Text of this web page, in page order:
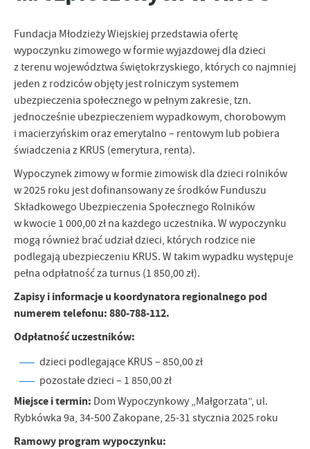
Fundacja Młodzieży Wiejskiej przedstawia ofertę
wypoczynku zimowego w formie wyjazdowej dla dzieci
z terenu województwa świętokrzyskiego, których co najmniej
jeden z rodziców objęty jest rolniczym systemem
ubezpieczenia społecznego w pełnym zakresie, tzn.
jednocześnie ubezpieczeniem wypadkowym, chorobowym
i macierzyńskim oraz emerytalno – rentowym lub pobiera
świadczenia z KRUS (emerytura, renta).
Wypoczynek zimowy w formie zimowisk dla dzieci rolników
w 2025 roku jest dofinansowany ze środków Funduszu
Składkowego Ubezpieczenia Społecznego Rolników
w kwocie 1 000,00 zł na każdego uczestnika. W wypoczynku
mogą również brać udział dzieci, których rodzice nie
podlegają ubezpieczeniu KRUS. W takim wypadku występuje
pełna odpłatność za turnus (1 850,00 zł).
Zapisy i informacje u koordynatora regionalnego pod
numerem telefonu: 880-788-112.
Odpłatność uczestników:
dzieci podlegające KRUS – 850,00 zł
pozostałe dzieci – 1 850,00 zł
Miejsce i termin: Dom Wypoczynkowy „Małgorzata”, ul.
Rybkówka 9a, 34-500 Zakopane, 25-31 stycznia 2025 roku
Ramowy program wypoczynku:
treści.
Dzięki tym plikom cookies możemy zapewnić Ci większy komfort
korzystania z funkcjonalności naszej strony poprzez dopasowanie
jej do Twoich indywidualnych preferencji. Wyrażenie zgody na
funkcjonalne i personalizacyjne pliki cookies gwarantuje
dostępność większej ilości funkcji na stronie.
Więcej
Analityczne
Analityczne pliki cookies pomagają nam rozwijać się i
dostosowywać do Twoich potrzeb.
Cookies analityczne pozwalają na uzyskanie informacji w zakresie
z jaką odwiedzane są nasze serwisy www. Dane pozwalają nam na
ocenę naszych serwisów internetowych pod względem ich
popularności wśród użytkowników. Zgromadzone informacje są
przetwarzane w formie zanonimizowanej. Wyrażenie zgody na
analityczne pliki cookies gwarantuje dostępność wszystkich
funkcjonalności.
Więcej
Reklamowe
Dzięki reklamowym plikom cookies prezentujemy Ci najciekawsze
informacje i aktualności na stronach naszych partnerów.
Promocyjne pliki cookies służą do prezentowania Ci naszych
komunikatów na podstawie analizy Twoich upodobań oraz Twoich
zwyczajów dotyczących przeglądanej witryny internetowej. Treści
promocyjne mogą pojawić się na stronach podmiotów trzecich lub
firm będących naszymi partnerami oraz innych dostawców usług.
treści w postaci wiadomości, ofert, komunikatów mediów
Więcej